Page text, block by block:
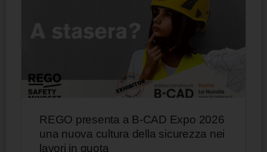
REGO presenta a B-CAD Expo 2026
una nuova cultura della sicurezza nei
lavori in quota